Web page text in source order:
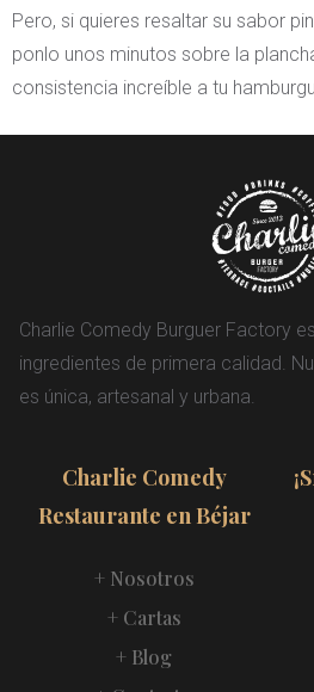
Pero, si quieres resaltar su sabor
ponlo unos minutos sobre la
consistencia increíble a tu
Charlie Comedy Burguer Factory
ingredientes de primera calidad.
es única, artesanal y urbana.
Charlie Comedy
Restaurante en Béjar
+ Nosotros
+ Cartas
+ Blog